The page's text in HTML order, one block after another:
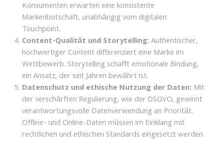
Konsumenten erwarten eine konsistente
Markenbotschaft, unabhängig vom digitalen
Touchpoint.
Content-Qualität und Storytelling:Authentischer,
hochwertiger Content differenziert eine Marke im
Wettbewerb. Storytelling schafft emotionale Bindung,
ein Ansatz, der seit Jahren bewährt ist.
Datenschutz und ethische Nutzung der Daten: Mit
der verschärften Regulierung, wie der DSGVO, gewinnt
verantwortungsvolle Datenverwendung an Priorität.
Offline- und Online-Daten müssen im Einklang mit
rechtlichen und ethischen Standards eingesetzt werden.